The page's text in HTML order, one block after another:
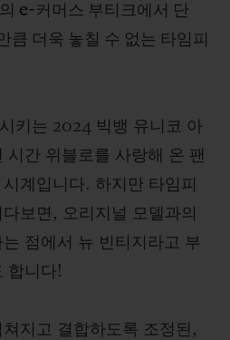
e-커머스 부티크에서 단
큼 더욱 놓칠 수 없는 타임피
키는 2024 빅뱅 유니코 아
시간 위블로를 사랑해 온 팬
계입니다. 하지만 타임피
보면, 오리지널 모델과의
점에서 뉴 빈티지라고 부
합니다!
지고 결합하도록 조정된,